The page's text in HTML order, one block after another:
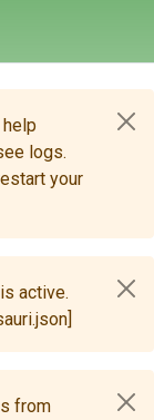
logs.
your
active.
from